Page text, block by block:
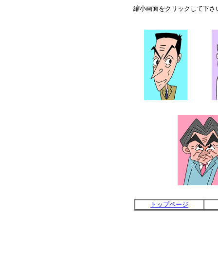
縮小画面をクリックして下
トップページ